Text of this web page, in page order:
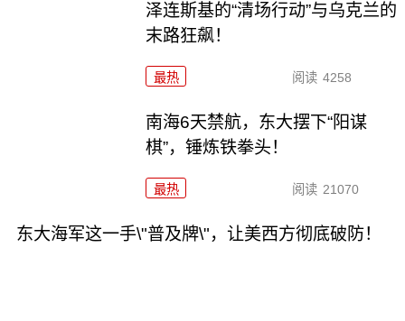
泽连斯基的“清场行动”与乌克兰的
末路狂飙！
最热 阅读 4258
南海6天禁航，东大摆下“阳谋
棋”，锤炼铁拳头！
最热 阅读 21070
东大海军这一手\"普及牌\"，让美西方彻底破防！